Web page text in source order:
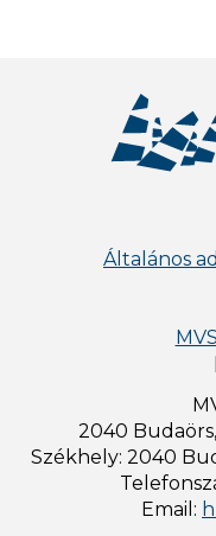
Általános
2040
Székhely: 2040
Email: